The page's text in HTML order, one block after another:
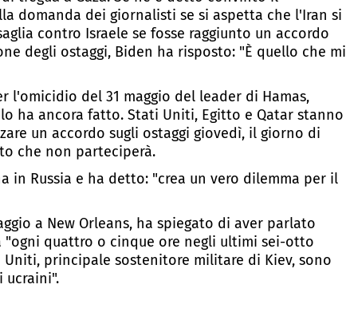
domanda dei giornalisti se si aspetta che l'Iran si
contro Israele se fosse raggiunto un accordo
degli ostaggi, Biden ha risposto: "È quello che mi
l'omicidio del 31 maggio del leader di Hamas,
ha ancora fatto. Stati Uniti, Egitto e Qatar stanno
un accordo sugli ostaggi giovedì, il giorno di
che non parteciperà.
in Russia e ha detto: "crea un vero dilemma per il
a New Orleans, ha spiegato di aver parlato
"ogni quattro o cinque ore negli ultimi sei-otto
principale sostenitore militare di Kiev, sono
ucraini".